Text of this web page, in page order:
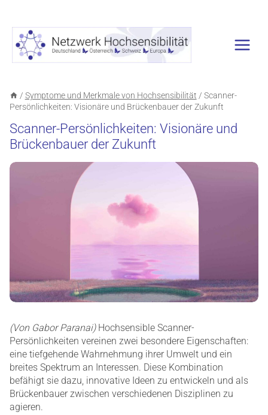
springen
/ Symptome und Merkmale von Hochsensibilität / Scanner-
Persönlichkeiten: Visionäre und Brückenbauer der Zukunft
Scanner-Persönlichkeiten: Visionäre und
Brückenbauer der Zukunft
(Von Gabor Paranai)Hochsensible Scanner-
Persönlichkeiten vereinen zwei besondere Eigenschaften:
eine tiefgehende Wahrnehmung ihrer Umwelt und ein
breites Spektrum an Interessen. Diese Kombination
befähigt sie dazu, innovative Ideen zu entwickeln und als
Brückenbauer zwischen verschiedenen Disziplinen zu
agieren.